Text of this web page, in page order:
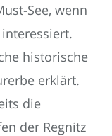
See, wenn
historische
erklärt.
die
der Regnitz